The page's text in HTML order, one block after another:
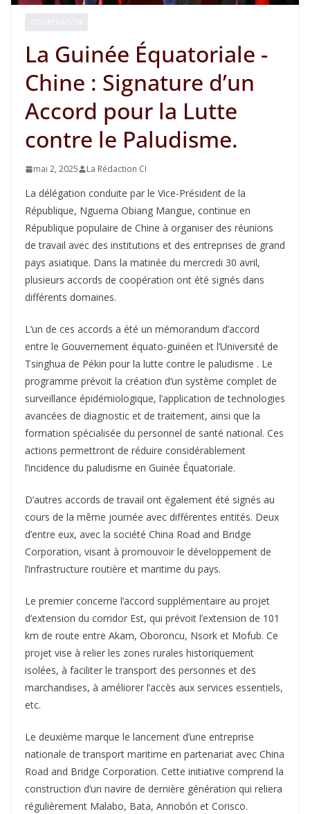
La Guinée Équatoriale -
Chine : Signature d’un
Accord pour la Lutte
contre le Paludisme.
mai 2, 2025 La Rédaction CI
La délégation conduite par le Vice-Président de la
République, Nguema Obiang Mangue, continue en
République populaire de Chine à organiser des réunions
de travail avec des institutions et des entreprises de grand
pays asiatique. Dans la matinée du mercredi 30 avril,
plusieurs accords de coopération ont été signés dans
différents domaines.
L’un de ces accords a été un mémorandum d’accord
entre le Gouvernement équato-guinéen et l’Université de
Tsinghua de Pékin pour la lutte contre le paludisme . Le
programme prévoit la création d’un système complet de
surveillance épidémiologique, l’application de technologies
avancées de diagnostic et de traitement, ainsi que la
formation spécialisée du personnel de santé national. Ces
actions permettront de réduire considérablement
l’incidence du paludisme en Guinée Équatoriale.
D’autres accords de travail ont également été signés au
cours de la même journée avec différentes entités. Deux
d’entre eux, avec la société China Road and Bridge
Corporation, visant à promouvoir le développement de
l’infrastructure routière et maritime du pays.
Le premier concerne l’accord supplémentaire au projet
d’extension du corridor Est, qui prévoit l’extension de 101
km de route entre Akam, Oboroncu, Nsork et Mofub. Ce
projet vise à relier les zones rurales historiquement
isolées, à faciliter le transport des personnes et des
marchandises, à améliorer l’accès aux services essentiels,
etc.
Le deuxième marque le lancement d’une entreprise
nationale de transport maritime en partenariat avec China
Road and Bridge Corporation. Cette initiative comprend la
construction d’un navire de dernière génération qui reliera
régulièrement Malabo, Bata, Annobón et Corisco.